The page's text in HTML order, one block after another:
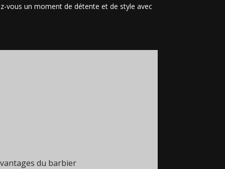
vous un moment de détente et de style avec
du barbier